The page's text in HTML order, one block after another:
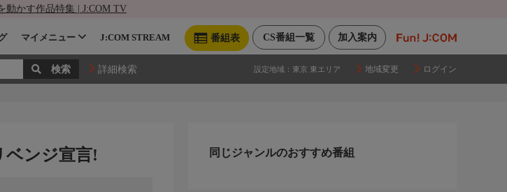
動かす作品特集 | J:COM TV
加入案内
CS番組一覧
番組表
マイメニュー J:COM STREAM
詳細検索 設定地域： 東京 東エリア 地域変更 ログイン
ベンジ宣言! 同じジャンルのおすすめ番組